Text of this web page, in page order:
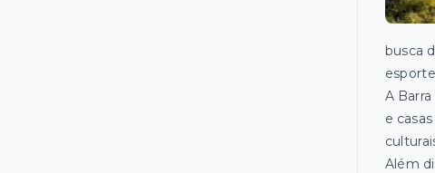
busca
A
e
Além